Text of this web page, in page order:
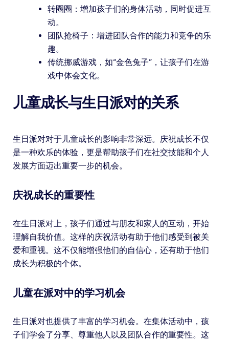
转圈圈：增加孩子们的身体活动，同时促进互
动。
团队抢椅子：增进团队合作的能力和竞争的乐
趣。
传统挪威游戏，如“金色兔子”，让孩子们在游
戏中体会文化。
儿童成长与生日派对的关系
生日派对对于儿童成长的影响非常深远。庆祝成长不仅
是一种欢乐的体验，更是帮助孩子们在社交技能和个人
发展方面迈出重要一步的机会。
庆祝成长的重要性
在生日派对上，孩子们通过与朋友和家人的互动，开始
理解自我价值。这样的庆祝活动有助于他们感受到被关
爱和重视。这不仅能增强他们的自信心，还有助于他们
成长为积极的个体。
儿童在派对中的学习机会
生日派对也提供了丰富的学习机会。在集体活动中，孩
子们学会了分享、尊重他人以及团队合作的重要性。这